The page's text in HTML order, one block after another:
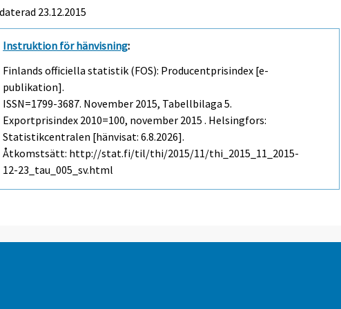
23.12.2015
Instruktion för hänvisning:
Finlands officiella statistik (FOS): Producentprisindex [e-
publikation].
ISSN=1799-3687. November 2015, Tabellbilaga 5.
Exportprisindex 2010=100, november 2015 . Helsingfors:
Statistikcentralen [hänvisat: 6.8.2026].
Åtkomstsätt: http://stat.fi/til/thi/2015/11/thi_2015_11_2015-
12-23_tau_005_sv.html